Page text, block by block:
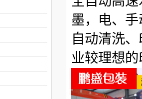
墨，电、
自动清洗
业较理想